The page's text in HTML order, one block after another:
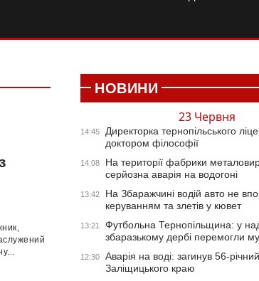
НОВИНИ
23 Червня
14:45
Директорка тернопільського
доктором філософії
14:08
На території фабрики
серйозна аварія на водогоні
13:42
На Збаражчині водій авто не
керуванням та злетів у кювет
13:21
Футбольна Тернопільщина: у
збаразькому дербі перемогли
12:30
Аварія на воді: загинув 56-
Заліщицького краю